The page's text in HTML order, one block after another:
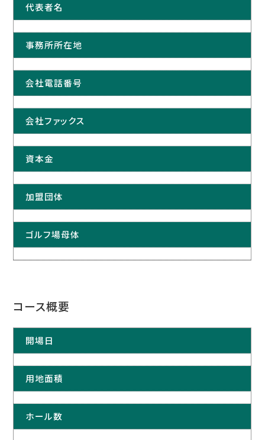
代表者名
事務所所在地
会社電話番号
会社ファックス
資本金
加盟団体
ゴルフ場母体
コース概要
開場日
用地面積
ホール数